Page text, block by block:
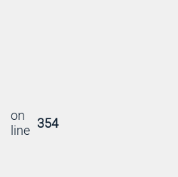
on
line 354